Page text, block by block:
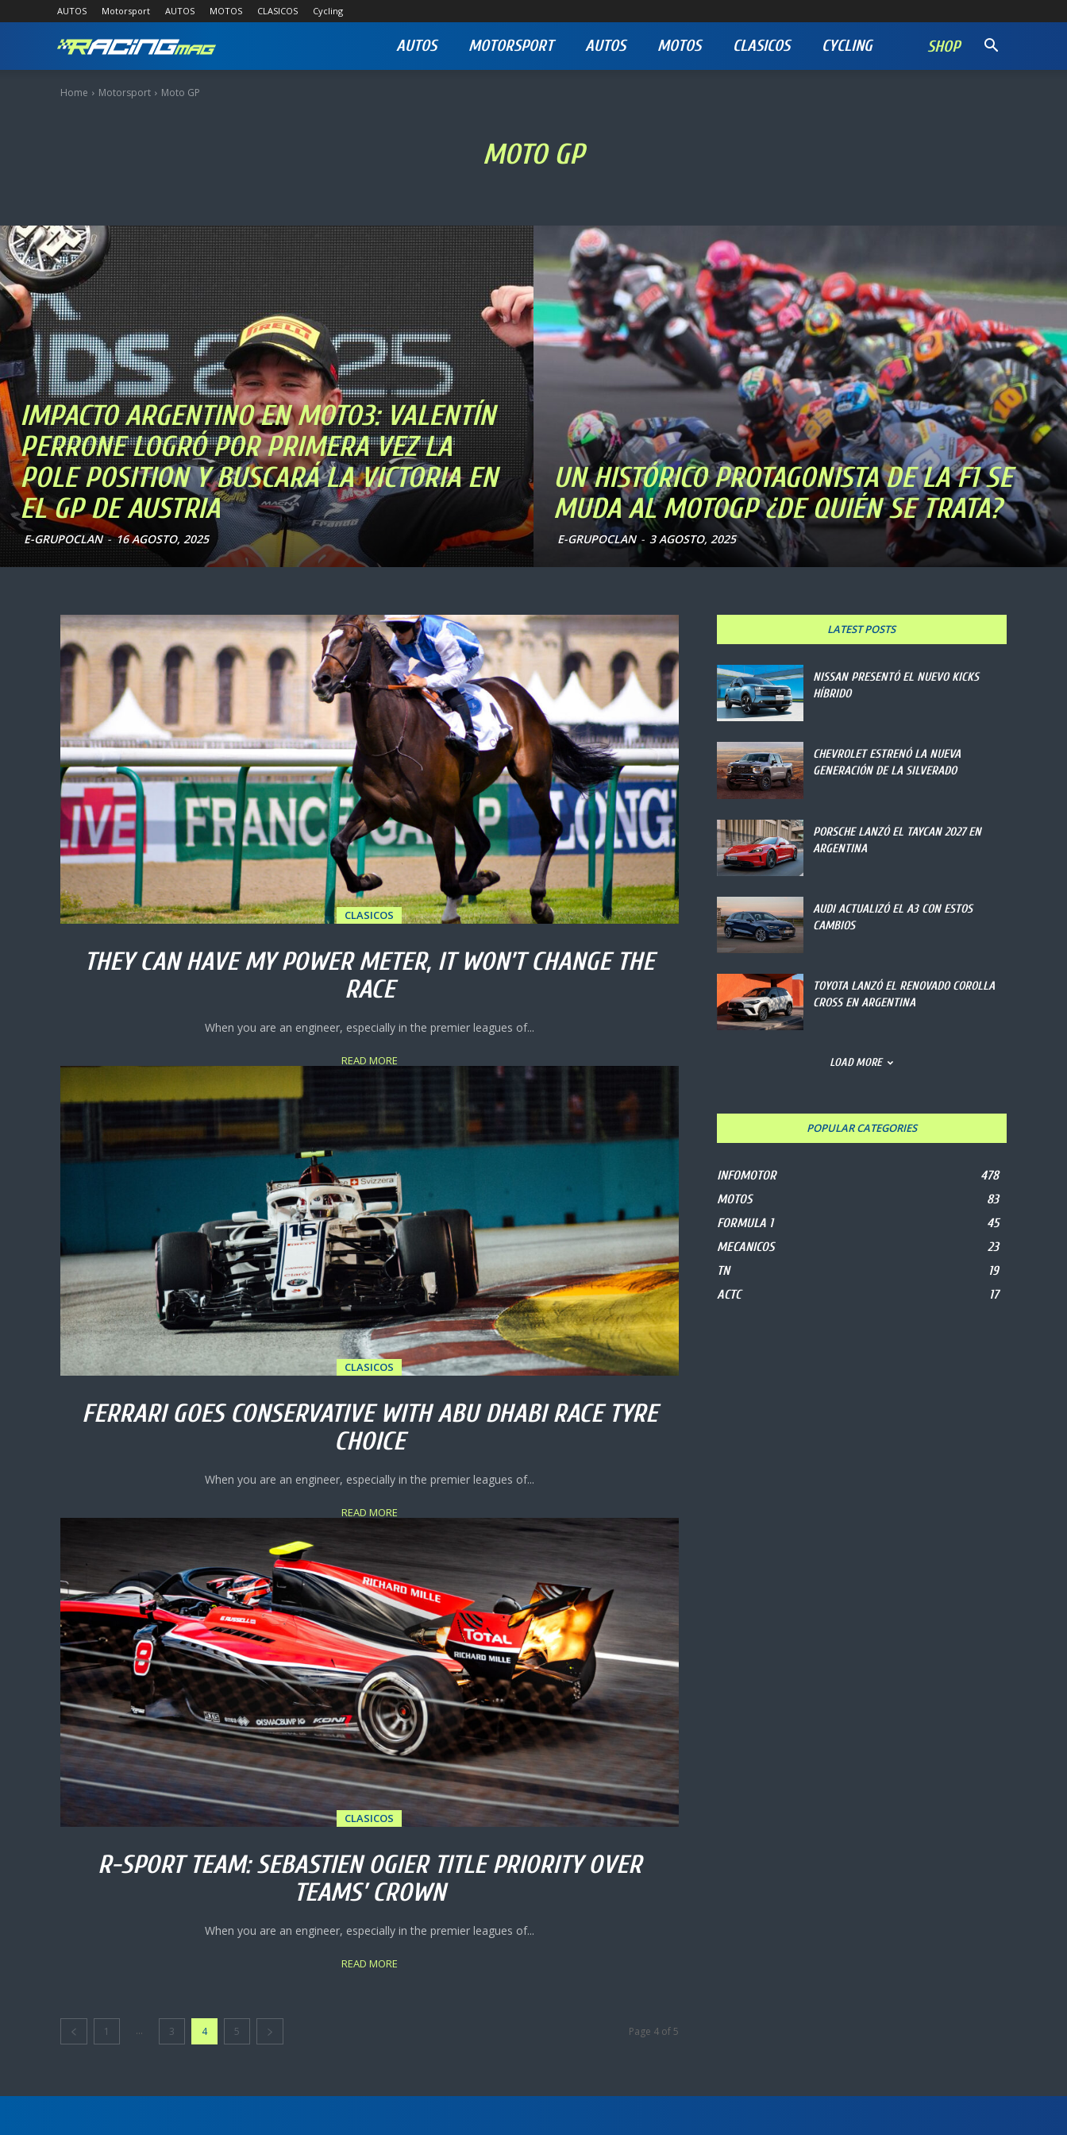
AUTOS Motorsport AUTOS MOTOS CLASICOS Cycling
SHOP
RACING AUTOS MOTORSPORT AUTOS MOTOS CLASICOS CYCLING
Home Motorsport Moto GP
MOTO GP
IMPACTO ARGENTINO EN MOTO3: VALENTÍN
PERRONE LOGRÓ POR PRIMERA VEZ LA
POLE POSITION Y BUSCARÁ LA VICTORIA EN
EL GP DE AUSTRIA
E-GRUPOCLAN - 16 AGOSTO, 2025
UN HISTÓRICO PROTAGONISTA DE LA F1 SE
MUDA AL MOTOGP ¿DE QUIÉN SE TRATA?
E-GRUPOCLAN - 3 AGOSTO, 2025
CLASICOS
THEY CAN HAVE MY POWER METER, IT WON’T CHANGE THE
RACE
When you are an engineer, especially in the premier leagues of...
READ MORE
CLASICOS
FERRARI GOES CONSERVATIVE WITH ABU DHABI RACE TYRE
CHOICE
When you are an engineer, especially in the premier leagues of...
READ MORE
CLASICOS
R-SPORT TEAM: SEBASTIEN OGIER TITLE PRIORITY OVER
TEAMS’ CROWN
When you are an engineer, especially in the premier leagues of...
READ MORE
1 ... 3 4 5 Page 4 of 5
LATEST POSTS
NISSAN PRESENTÓ EL NUEVO KICKS
HÍBRIDO
CHEVROLET ESTRENÓ LA NUEVA
GENERACIÓN DE LA SILVERADO
PORSCHE LANZÓ EL TAYCAN 2027 EN
ARGENTINA
AUDI ACTUALIZÓ EL A3 CON ESTOS
CAMBIOS
TOYOTA LANZÓ EL RENOVADO COROLLA
CROSS EN ARGENTINA
LOAD MORE
POPULAR CATEGORIES
INFOMOTOR
478
MOTOS
83
FORMULA 1
45
MECANICOS
23
TN
19
ACTC
17